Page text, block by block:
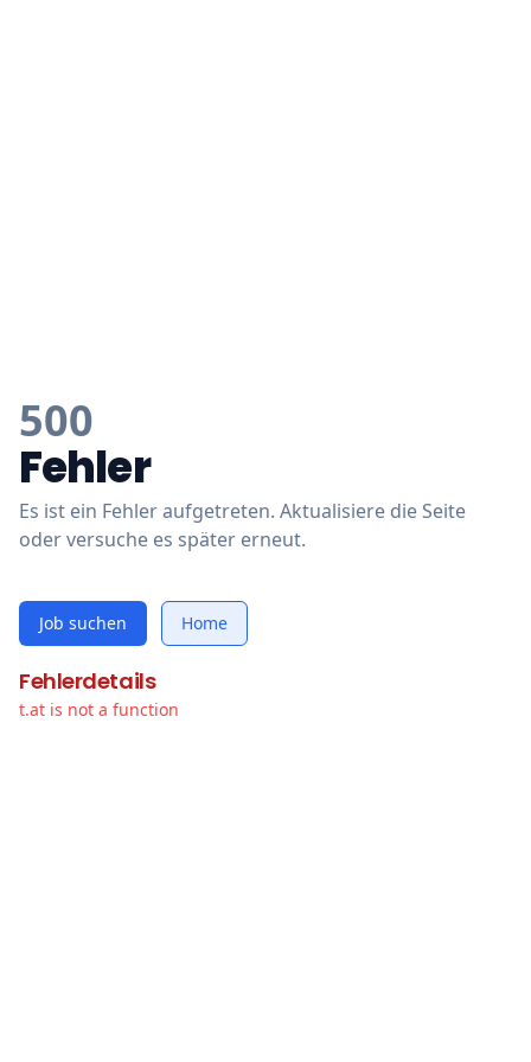
500
Fehler
Es ist ein Fehler aufgetreten. Aktualisiere die Seite
oder versuche es später erneut.
Job suchen Home
Fehlerdetails
t.at is not a function